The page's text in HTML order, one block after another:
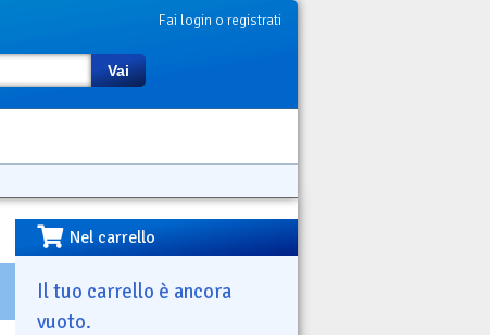
Fai login o registrati
Vai
Nel carrello
Il tuo carrello è ancora
vuoto.